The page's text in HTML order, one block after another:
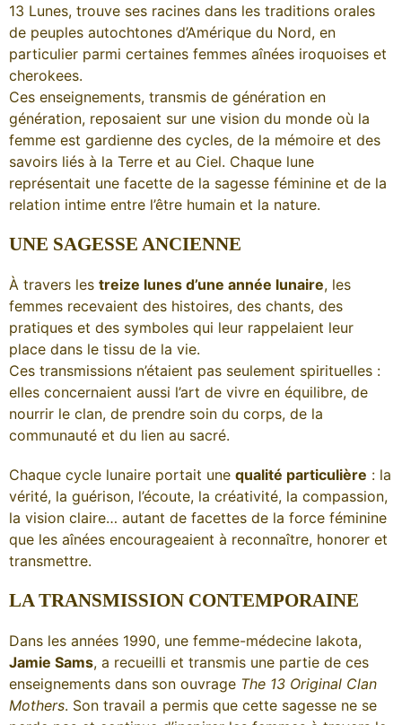
13 Lunes, trouve ses racines dans les traditions orales
de peuples autochtones d’Amérique du Nord, en
particulier parmi certaines femmes aînées iroquoises et
cherokees.
Ces enseignements, transmis de génération en
génération, reposaient sur une vision du monde où la
femme est gardienne des cycles, de la mémoire et des
savoirs liés à la Terre et au Ciel. Chaque lune
représentait une facette de la sagesse féminine et de la
relation intime entre l’être humain et la nature.
UNE SAGESSE ANCIENNE
À travers les treize lunes d’une année lunaire, les
femmes recevaient des histoires, des chants, des
pratiques et des symboles qui leur rappelaient leur
place dans le tissu de la vie.
Ces transmissions n’étaient pas seulement spirituelles :
elles concernaient aussi l’art de vivre en équilibre, de
nourrir le clan, de prendre soin du corps, de la
communauté et du lien au sacré.
Chaque cycle lunaire portait une qualité particulière : la
vérité, la guérison, l’écoute, la créativité, la compassion,
la vision claire… autant de facettes de la force féminine
que les aînées encourageaient à reconnaître, honorer et
transmettre.
LA TRANSMISSION CONTEMPORAINE
Dans les années 1990, une femme-médecine lakota,
Jamie Sams, a recueilli et transmis une partie de ces
enseignements dans son ouvrage The 13 Original Clan
Mothers. Son travail a permis que cette sagesse ne se